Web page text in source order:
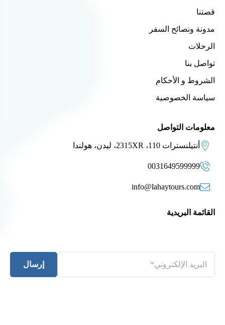
قصتنا
مدونة ونصائح السفر
الرحلات
تواصل بنا
الشروط و الأحكام
سياسة الخصوصية
معلومات التواصل
أنتيلنسترات 110، 2315XR، ليدن، هولندا
0031649599999
info@lahaytours.com
القائمة البريدية
إرسال